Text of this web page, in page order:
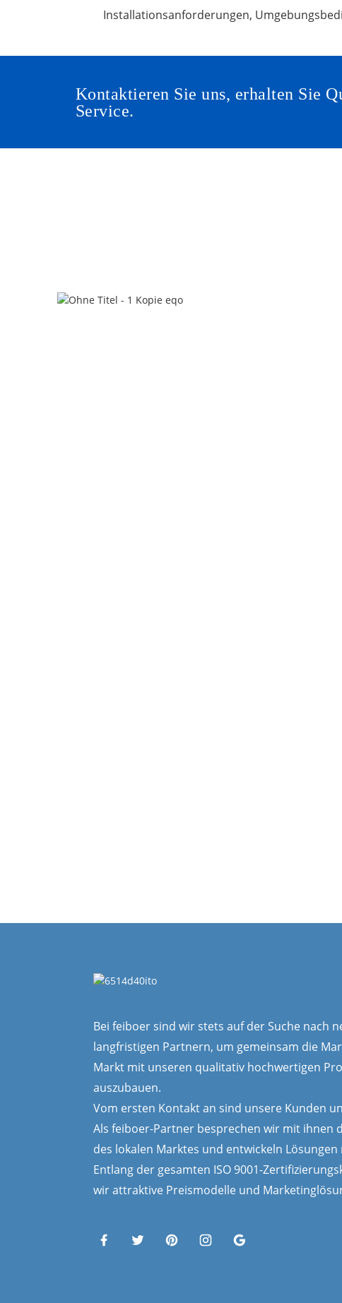
Installationsanforderungen,
Kontaktieren Sie uns, erhalten Sie
Service.
Bei feiboer sind wir stets auf der Suche nach
langfristigen Partnern, um gemeinsam die
Markt mit unseren qualitativ hochwertigen
auszubauen.
Vom ersten Kontakt an sind unsere Kunden
Als feiboer-Partner besprechen wir mit ihnen
des lokalen Marktes und entwickeln
Entlang der gesamten ISO 9001-
wir attraktive Preismodelle und